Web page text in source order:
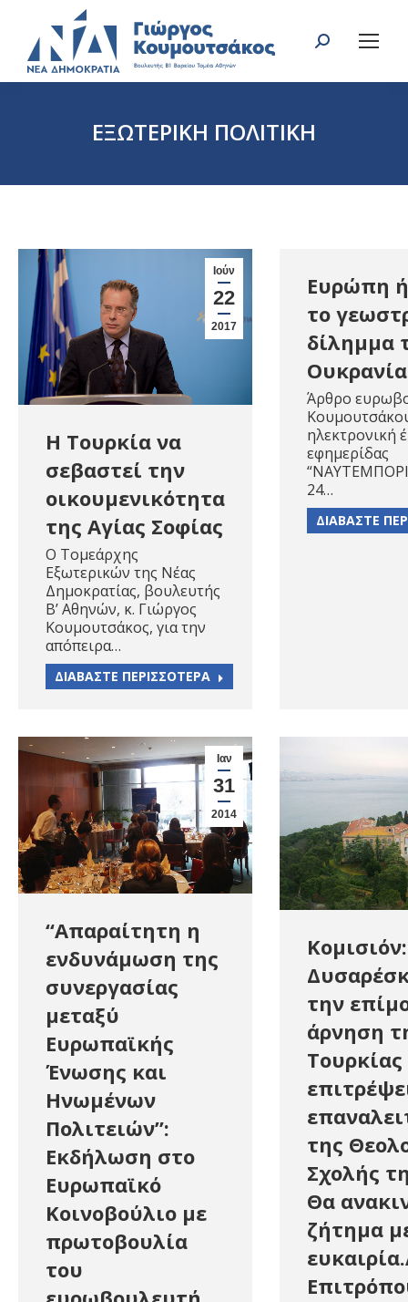
Search:
ΕΞΩΤΕΡΙΚΗ ΠΟΛΙΤΙΚΗ
Ιούν
22
2017
Η Τουρκία να
σεβαστεί την
οικουμενικότητα
της Αγίας Σοφίας
O Τομεάρχης
Εξωτερικών της Νέας
Δημοκρατίας, βουλευτής
Β’ Αθηνών, κ. Γιώργος
Κουμουτσάκος, για την
απόπειρα…
ΔΙΑΒΑΣΤΕ ΠΕΡΙΣΣΟΤΕΡΑ
Ευρώπη
το
δίλημμα
Άρθρο
ηλεκτρονική
εφημερίδας
24…
ΔΙΑΒΑΣΤΕ
Ιαν
31
2014
“Απαραίτητη η
ενδυνάμωση της
συνεργασίας
μεταξύ
Ευρωπαϊκής
Ένωσης και
Ηνωμένων
Πολιτειών”:
Εκδήλωση στο
Ευρωπαϊκό
Κοινοβούλιο με
πρωτοβουλία
του
Κομισιόν:
την
άρνηση
της
Σχολής
Θα
ζήτημα